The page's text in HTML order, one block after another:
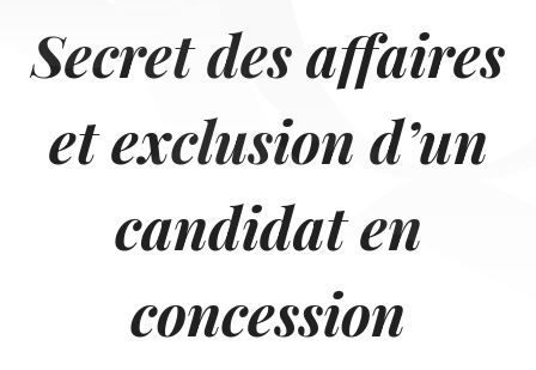
Secret des affaires
et exclusion d’un
candidat en
concession